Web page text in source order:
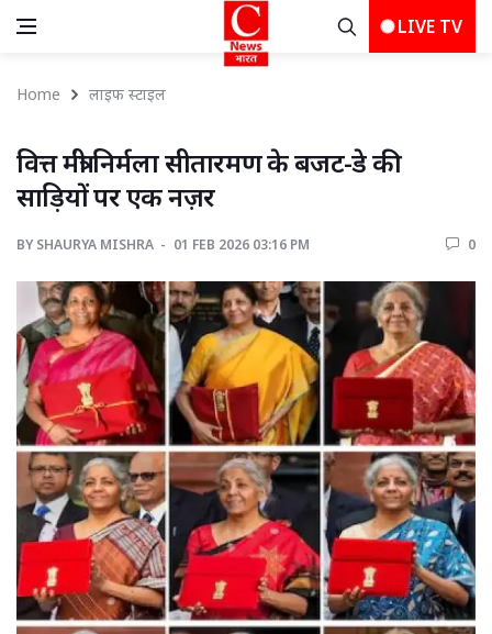
LIVE TV
Home लाइफ स्‍टाइल
वित्त मंत्री निर्मला सीतारमण के बजट-डे की
साड़ियों पर एक नज़र
BY SHAURYA MISHRA 01 FEB 2026 03:16 PM 0